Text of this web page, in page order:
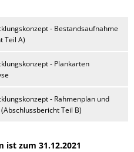
- Bestandsaufnahme
Teil A)
- Plankarten
- Rahmenplan und
Teil B)
ist zum 31.12.2021